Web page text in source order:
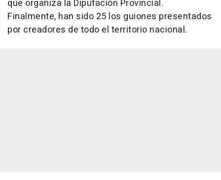
que organiza la Diputación Provincial.
Finalmente, han sido 25 los guiones presentados
por creadores de todo el territorio nacional.